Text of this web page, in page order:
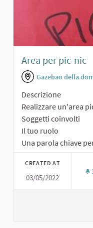
Area per pic-nic
Gazebao della
Descrizione
Realizzare un'area
Soggetti coinvolti
Il tuo ruolo
Una parola chiave
CREATED AT
03/05/2022